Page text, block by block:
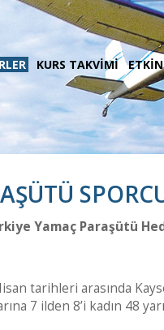
KURS TAKVİMİ
Yamaç Paraşütü
tarihleri arasında
7 ilden 8’i kadın 48